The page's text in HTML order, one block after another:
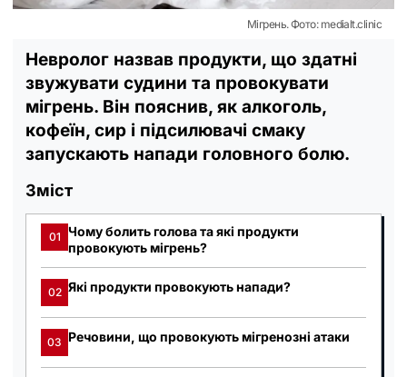
Мігрень. Фото: medialt.clinic
Невролог назвав продукти, що здатні
звужувати судини та провокувати
мігрень. Він пояснив, як алкоголь,
кофеїн, сир і підсилювачі смаку
запускають напади головного болю.
Зміст
01 Чому болить голова та які продукти
провокують мігрень?
02 Які продукти провокують напади?
03 Речовини, що провокують мігренозні атаки